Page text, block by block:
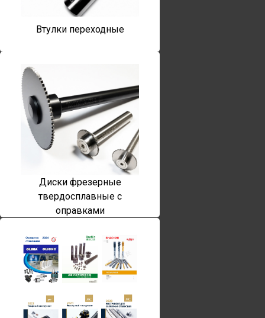
Втулки переходные
Диски фрезерные
твердосплавные с
оправками